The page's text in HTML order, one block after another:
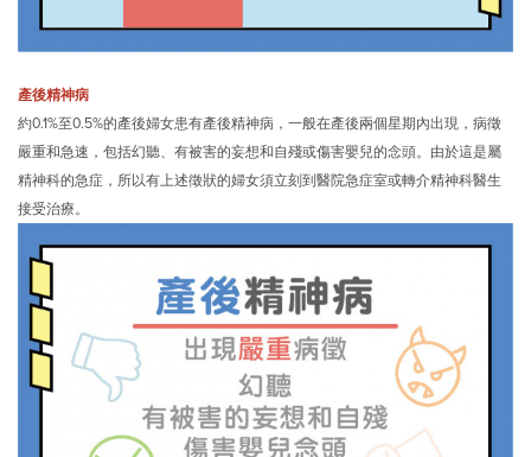
產後精神病
約0.1%至0.5%的產後婦女患有產後精神病，一般在產後兩個星期內出現，病徵
嚴重和急速，包括幻聽、有被害的妄想和自殘或傷害嬰兒的念頭。由於這是屬
精神科的急症，所以有上述徵狀的婦女須立刻到醫院急症室或轉介精神科醫生
接受治療。